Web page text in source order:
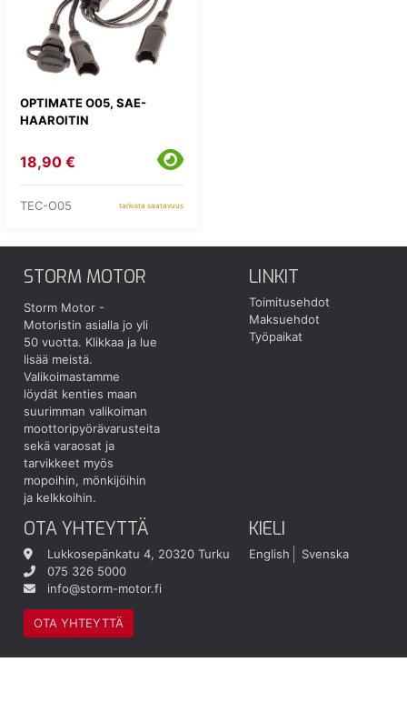
OPTIMATE O05, SAE-
HAAROITIN
18,90 €
TEC-O05 tarkista saatavuus
STORM MOTOR
Storm Motor -
Motoristin asialla jo yli
50 vuotta. Klikkaa ja lue
lisää meistä.
Valikoimastamme
löydät kenties maan
suurimman valikoiman
moottoripyörävarusteita
sekä varaosat ja
tarvikkeet myös
mopoihin, mönkijöihin
ja kelkkoihin.
LINKIT
Toimitusehdot
Maksuehdot
Työpaikat
OTA YHTEYTTÄ
Lukkosepänkatu 4, 20320 Turku
075 326 5000
info@storm-motor.fi
OTA YHTEYTTÄ
KIELI
English Svenska